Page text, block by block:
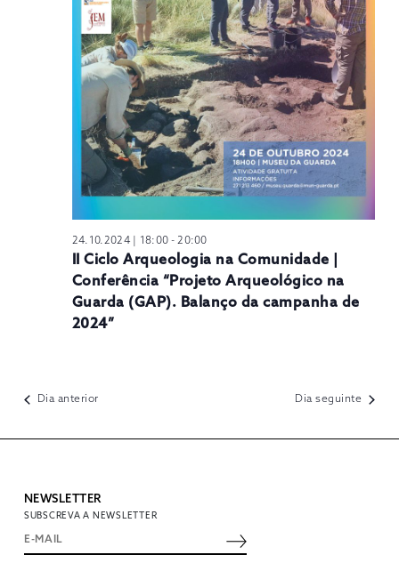
24.10.2024 | 18:00 -20:00
II Ciclo Arqueologia na Comunidade |
Conferência “Projeto Arqueológico na
Guarda (GAP). Balanço da campanha de
2024”
Dia anterior Dia seguinte
NEWSLETTER
SUBSCREVA A NEWSLETTER